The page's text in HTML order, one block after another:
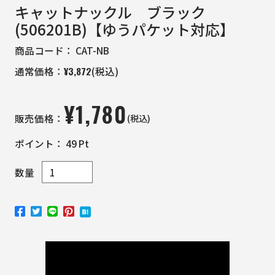
キャットナックル ブラック
(506201B)【ゆうパケット対応】
商品コード： CAT-NB
通常価格： ¥3,872(税込)
販売価格： ¥1,780(税込)
ポイント： 49Pt
数量